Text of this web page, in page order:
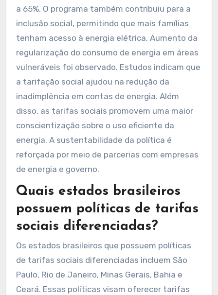
a 65%. O programa também contribuiu para a
inclusão social, permitindo que mais famílias
tenham acesso à energia elétrica. Aumento da
regularização do consumo de energia em áreas
vulneráveis foi observado. Estudos indicam que
a tarifação social ajudou na redução da
inadimplência em contas de energia. Além
disso, as tarifas sociais promovem uma maior
conscientização sobre o uso eficiente da
energia. A sustentabilidade da política é
reforçada por meio de parcerias com empresas
de energia e governo.
Quais estados brasileiros
possuem políticas de tarifas
sociais diferenciadas?
Os estados brasileiros que possuem políticas
de tarifas sociais diferenciadas incluem São
Paulo, Rio de Janeiro, Minas Gerais, Bahia e
Ceará. Essas políticas visam oferecer tarifas